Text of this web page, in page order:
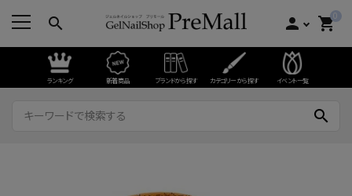
search person 0
shopping_cart
ランキング 新着商品 ブランドから探す カテゴリーから探す イベント一覧
search